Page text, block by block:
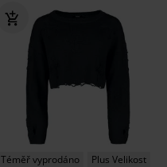
Téměř vyprodáno Plus Velikost